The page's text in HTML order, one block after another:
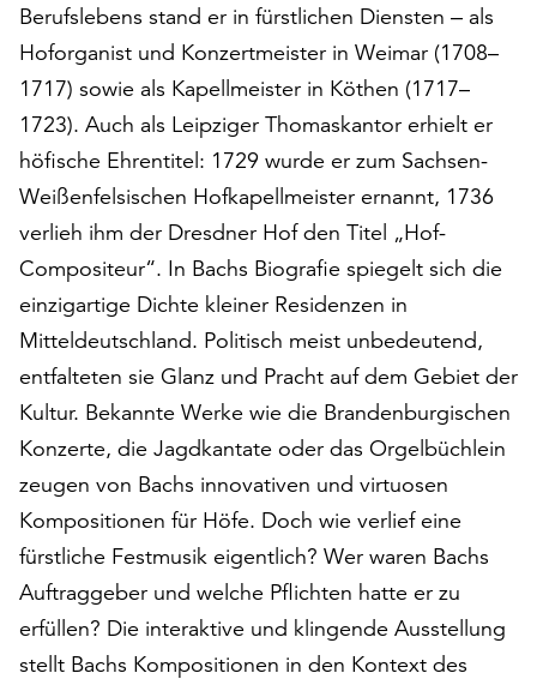
Klicken
Sie
auf
„Alle
akzeptieren“,
um
alle
Cookies
zu
akzeptieren.
Sie
können
Ihr
Einverständnis
jederzeit
ändern
und
widerrufen.
Dafür
steht
Ihnen
am
Ende
der
Berufslebens stand er in fürstlichen Diensten ‒ als
Hoforganist und Konzertmeister in Weimar (1708–
1717) sowie als Kapellmeister in Köthen (1717–
1723). Auch als Leipziger Thomaskantor erhielt er
höfische Ehrentitel: 1729 wurde er zum Sachsen-
Weißenfelsischen Hofkapellmeister ernannt, 1736
verlieh ihm der Dresdner Hof den Titel „Hof-
Compositeur“. In Bachs Biografie spiegelt sich die
einzigartige Dichte kleiner Residenzen in
Mitteldeutschland. Politisch meist unbedeutend,
entfalteten sie Glanz und Pracht auf dem Gebiet der
Kultur. Bekannte Werke wie die Brandenburgischen
Konzerte, die Jagdkantate oder das Orgelbüchlein
zeugen von Bachs innovativen und virtuosen
Kompositionen für Höfe. Doch wie verlief eine
fürstliche Festmusik eigentlich? Wer waren Bachs
Auftraggeber und welche Pflichten hatte er zu
erfüllen? Die interaktive und klingende Ausstellung
stellt Bachs Kompositionen in den Kontext des